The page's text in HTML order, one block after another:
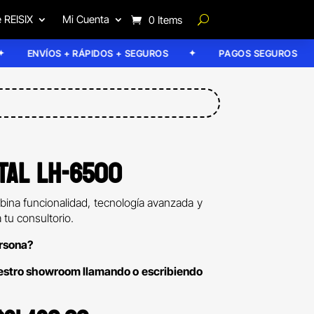
Mi Cuenta 0 Items
+ RÁPIDOS + SEGUROS PAGOS SEGUROS
LH-6500
funcionalidad, tecnología avanzada y
tu consultorio.
showroom llamando o escribiendo